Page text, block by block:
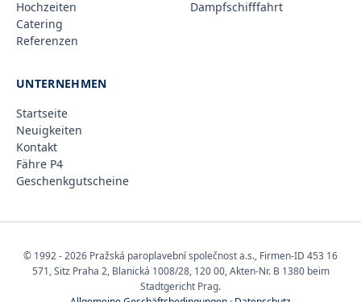
Hochzeiten
Catering
Referenzen
Dampfschifffahrt
UNTERNEHMEN
Startseite
Neuigkeiten
Kontakt
Fähre P4
Geschenkgutscheine
© 1992 - 2026 Pražská paroplavební společnost a.s., Firmen-ID 453 16
571, Sitz Praha 2, Blanická 1008/28, 120 00, Akten-Nr. B 1380 beim
Stadtgericht Prag.